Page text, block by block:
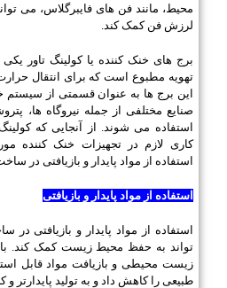
محیط، مانند فن های فایبرگلاس، می
لرزش فن کمک کند.
برج های خنک کننده یا کولینگ تاور
تهویه مطبوع است که برای انتقال
این برج ها به عنوان قسمتی از سیستم
صنایع مختلفی از جمله نیروگاه ها،
استفاده می شوند. از آنجایی که
کاری لازم در تجهیزات خنک کننده
استفاده از مواد پایدار و بازیافتی در
استفاده از مواد پایدار و بازیافتی
استفاده از مواد پایدار و بازیافتی
تواند به حفظ محیط زیست کمک کند. با
زیست محیطی و بازیافت مواد قابل
طبیعی را کاهش داد و به تولید